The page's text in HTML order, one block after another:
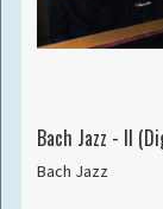
Bach Jazz - II
Bach Jazz